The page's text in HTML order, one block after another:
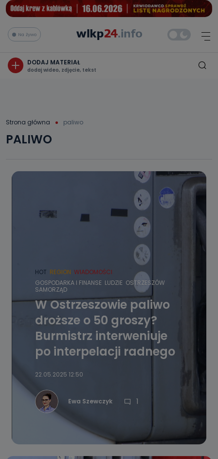
Na żywo
DODAJ MATERIAŁ
dodaj wideo, zdjęcie, tekst
Strona główna paliwo
PALIWO
HOT REGION WIADOMOŚCI
GOSPODARKA I FINANSE LUDZIE OSTRZESZÓW
SAMORZĄD
W Ostrzeszowie paliwo
droższe o 50 groszy?
Burmistrz interweniuje
po interpelacji radnego
22.05.2025 12:50
Ewa Szewczyk 1